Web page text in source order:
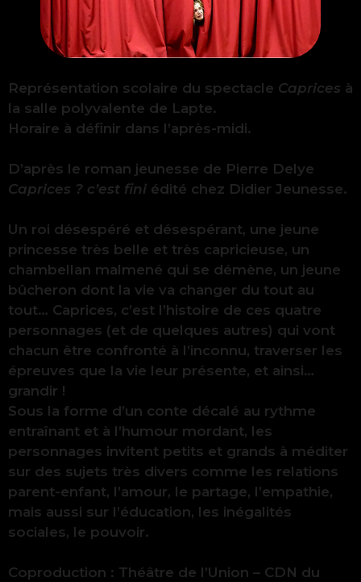
Représentation scolaire du spectacle Caprices à
la salle polyvalente de Lapte.
Horaire à définir dans l’après-midi.
D’après le roman jeunesse de Pierre Delye
Caprices ? c’est fini édité chez Didier Jeunesse.
Un roi désespéré et désespérant, une jeune
princesse très belle et très capricieuse, un
chambellan malmené qui se démène, un jeune
bûcheron dont la vie va changer du tout au
tout… Caprices, c’est l’histoire de ces quatre
personnages (et de quelques autres) qui vont
chacun être confronté à l’inconnu, traverser les
épreuves que la vie leur présente, et ainsi…
grandir !
Sous la forme d’un conte décalé au rythme
entraînant et à l’humour mordant, les
personnages invitent petits et grands à méditer
sur des sujets très divers comme les relations
parent-enfant, l’amour, le partage, l’empathie,
mais aussi sur l’éducation, les inégalités
sociales, le pouvoir.
Coproduction : Théâtre de l’Union – CDN du